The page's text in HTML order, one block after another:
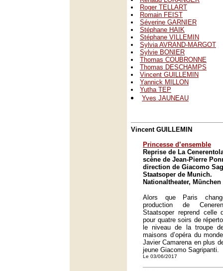
Roger TELLART
Romain FEIST
Séverine GARNIER
Stéphane HAIK
Stéphane VILLEMIN
Sylvia AVRAND-MARGOT
Sylvie BONIER
Thomas COUBRONNE
Thomas DESCHAMPS
Vincent GUILLEMIN
Yannick MILLON
Yutha TEP
Yves JAUNEAU
Vincent GUILLEMIN
Princesse d’ensemble
Reprise de La
scène de Jean-Pierre
direction de Giacomo
Staatsoper de Munich.
Nationaltheater, München
Alors que Paris
production de
Staatsoper reprend celle
pour quatre soirs de
le niveau de la troupe
maisons d’opéra du
Javier Camarena en plus
jeune Giacomo Sagripanti.
Le 03/06/2017